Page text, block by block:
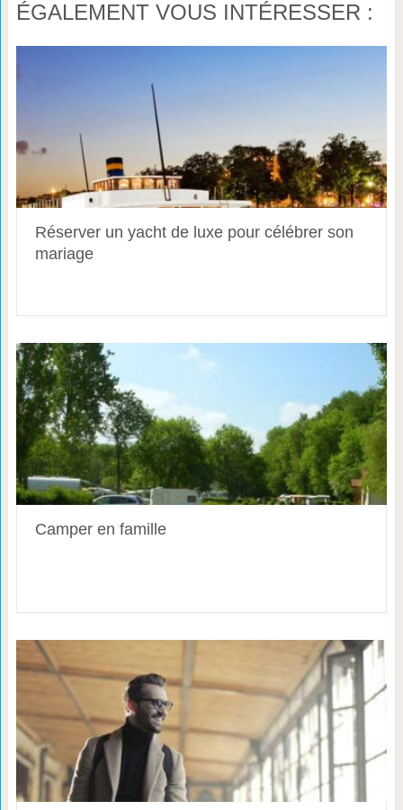
ÉGALEMENT VOUS INTÉRESSER :
Réserver un yacht de luxe pour célébrer son
mariage
Camper en famille